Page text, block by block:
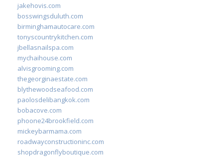
jakehovis.com
bosswingsduluth.com
birminghamautocare.com
tonyscountrykitchen.com
jbellasnailspa.com
mychaihouse.com
alvisgrooming.com
thegeorginaestate.com
blythewoodseafood.com
paolosdelibangkok.com
bobacove.com
phoone24brookfield.com
mickeybarmama.com
roadwayconstructioninc.com
shopdragonflyboutique.com